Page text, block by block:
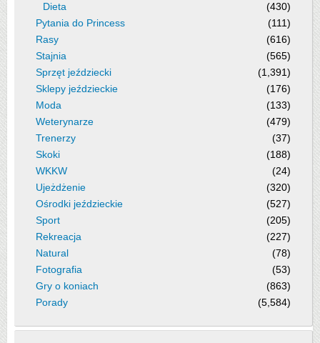
Dieta
(430)
Pytania do Princess
(111)
Rasy
(616)
Stajnia
(565)
Sprzęt jeździecki
(1,391)
Sklepy jeździeckie
(176)
Moda
(133)
Weterynarze
(479)
Trenerzy
(37)
Skoki
(188)
WKKW
(24)
Ujeżdżenie
(320)
Ośrodki jeździeckie
(527)
Sport
(205)
Rekreacja
(227)
Natural
(78)
Fotografia
(53)
Gry o koniach
(863)
Porady
(5,584)